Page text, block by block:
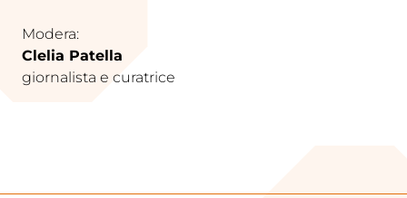
Modera:
Clelia Patella
giornalista e curatrice